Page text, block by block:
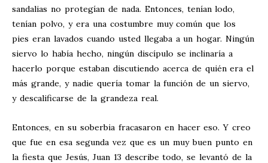
sandalias no protegían de nada. Entonces, tenían lodo,
tenían polvo, y era una costumbre muy común que los
pies eran lavados cuando usted llegaba a un hogar. Ningún
siervo lo había hecho, ningún discípulo se inclinaría a
hacerlo porque estaban discutiendo acerca de quién era el
más grande, y nadie quería tomar la función de un siervo,
y descalificarse de la grandeza real.
Entonces, en su soberbia fracasaron en hacer eso. Y creo
que fue en esa segunda vez que es un muy buen punto en
la fiesta que Jesús, Juan 13 describe todo, se levantó de la